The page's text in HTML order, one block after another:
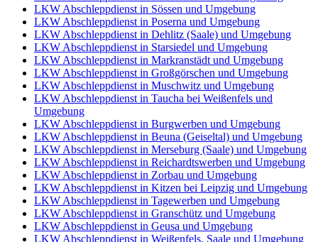
LKW Abschleppdienst in Sössen und Umgebung
LKW Abschleppdienst in Poserna und Umgebung
LKW Abschleppdienst in Dehlitz (Saale) und Umgebung
LKW Abschleppdienst in Starsiedel und Umgebung
LKW Abschleppdienst in Markranstädt und Umgebung
LKW Abschleppdienst in Großgörschen und Umgebung
LKW Abschleppdienst in Muschwitz und Umgebung
LKW Abschleppdienst in Taucha bei Weißenfels und
Umgebung
LKW Abschleppdienst in Burgwerben und Umgebung
LKW Abschleppdienst in Beuna (Geiseltal) und Umgebung
LKW Abschleppdienst in Merseburg (Saale) und Umgebung
LKW Abschleppdienst in Reichardtswerben und Umgebung
LKW Abschleppdienst in Zorbau und Umgebung
LKW Abschleppdienst in Kitzen bei Leipzig und Umgebung
LKW Abschleppdienst in Tagewerben und Umgebung
LKW Abschleppdienst in Granschütz und Umgebung
LKW Abschleppdienst in Geusa und Umgebung
LKW Abschleppdienst in Weißenfels, Saale und Umgebung